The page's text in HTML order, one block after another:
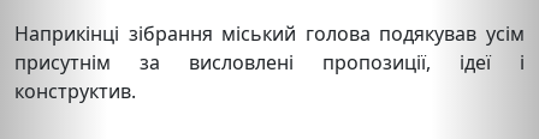
Наприкінці зібрання міський голова подякував усім
присутнім за висловлені пропозиції, ідеї і
конструктив.